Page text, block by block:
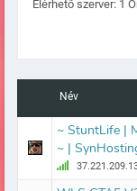
Elérhető szerver: 1
Név
~ StuntLife |
~ |